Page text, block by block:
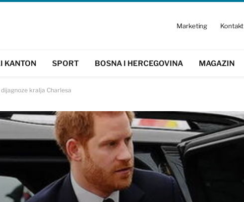
Marketing Kontakt
KANTON SPORT BOSNA I HERCEGOVINA MAGAZIN
kralja Charlesa